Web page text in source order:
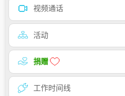
视频通话
活动
捐赠
工作时间线